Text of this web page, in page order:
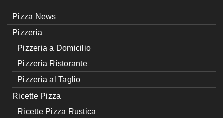
Pizza News
Pizzeria
Pizzeria a Domicilio
Pizzeria Ristorante
Pizzeria al Taglio
Ricette Pizza
Ricette Pizza Rustica